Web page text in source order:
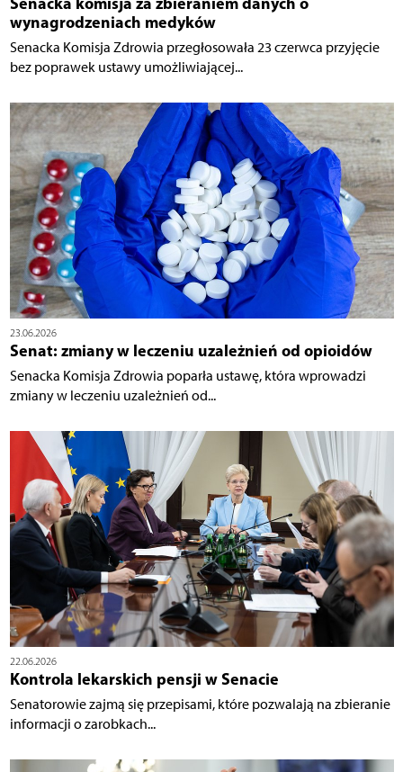
wynagrodzeniach medyków
Senacka Komisja Zdrowia przegłosowała 23 czerwca przyjęcie
bez poprawek ustawy umożliwiającej...
23.06.2026
Senat: zmiany w leczeniu uzależnień od opioidów
Senacka Komisja Zdrowia poparła ustawę, która wprowadzi
zmiany w leczeniu uzależnień od...
22.06.2026
Kontrola lekarskich pensji w Senacie
Senatorowie zajmą się przepisami, które pozwalają na zbieranie
informacji o zarobkach...